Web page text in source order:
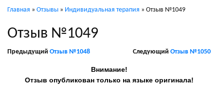
Главная » Отзывы » Индивидуальная терапия » Отзыв №1049
Отзыв №1049
Предыдущий Отзыв №1048 Следующий Отзыв №1050
Внимание!
Отзыв опубликован только на языке оригинала!